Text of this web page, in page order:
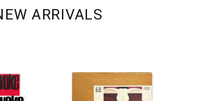
ARRIVALS